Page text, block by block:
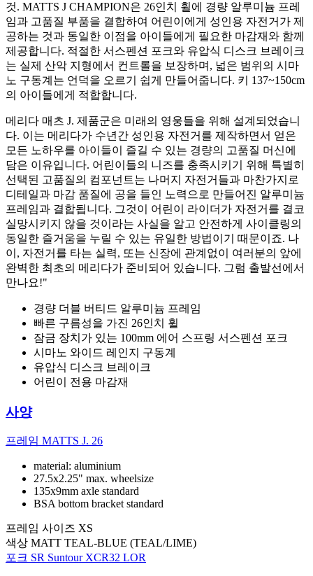
것. MATTS J CHAMPION은 26인치 휠에 경량 알루미늄 프레
임과 고품질 부품을 결합하여 어린이에게 성인용 자전거가 제
공하는 것과 동일한 이점을 아이들에게 필요한 마감재와 함께
제공합니다. 적절한 서스펜션 포크와 유압식 디스크 브레이크
는 실제 산악 지형에서 컨트롤을 보장하며, 넓은 범위의 시마
노 구동계는 언덕을 오르기 쉽게 만들어줍니다. 키 137~150cm
의 아이들에게 적합합니다.
메리다 매츠 J. 제품군은 미래의 영웅들을 위해 설계되었습니
다. 이는 메리다가 수년간 성인용 자전거를 제작하면서 얻은
모든 노하우를 아이들이 즐길 수 있는 경량의 고품질 머신에
담은 이유입니다. 어린이들의 니즈를 충족시키기 위해 특별히
선택된 고품질의 컴포넌트는 나머지 자전거들과 마찬가지로
디테일과 마감 품질에 공을 들인 노력으로 만들어진 알루미늄
프레임과 결합됩니다. 그것이 어린이 라이더가 자전거를 결코
실망시키지 않을 것이라는 사실을 알고 안전하게 사이클링의
동일한 즐거움을 누릴 수 있는 유일한 방법이기 때문이죠. 나
이, 자전거를 타는 실력, 또는 신장에 관계없이 여러분의 앞에
완벽한 최초의 메리다가 준비되어 있습니다. 그럼 출발선에서
만나요!"
경량 더블 버티드 알루미늄 프레임
빠른 구름성을 가진 26인치 휠
잠금 장치가 있는 100mm 에어 스프링 서스펜션 포크
시마노 와이드 레인지 구동계
유압식 디스크 브레이크
어린이 전용 마감재
사양
프레임 MATTS J. 26
material: aluminium
27.5x2.25" max. wheelsize
135x9mm axle standard
BSA bottom bracket standard
프레임 사이즈 XS
색상 MATT TEAL-BLUE (TEAL/LIME)
포크 SR Suntour XCR32 LOR